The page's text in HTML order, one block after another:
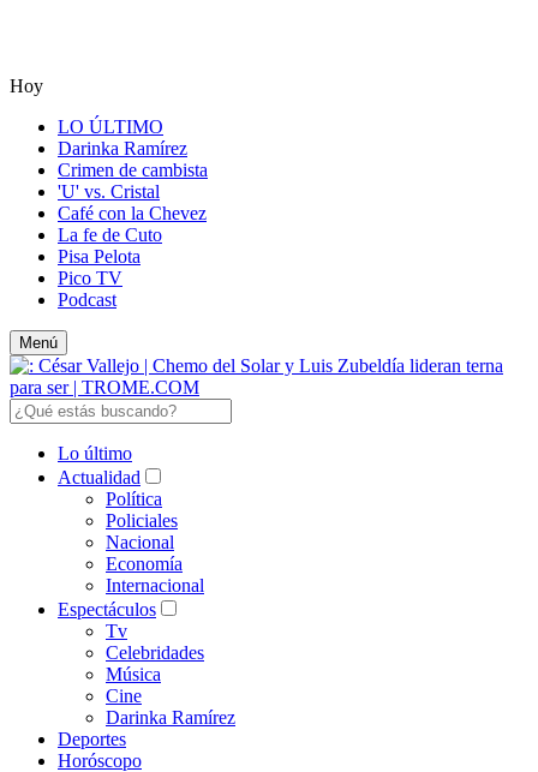
Hoy
LO ÚLTIMO
Darinka Ramírez
Crimen de cambista
'U' vs. Cristal
Café con la Chevez
La fe de Cuto
Pisa Pelota
Pico TV
Podcast
Menú
Lo último
Actualidad
Política
Policiales
Nacional
Economía
Internacional
Espectáculos
Tv
Celebridades
Música
Cine
Darinka Ramírez
Deportes
Horóscopo